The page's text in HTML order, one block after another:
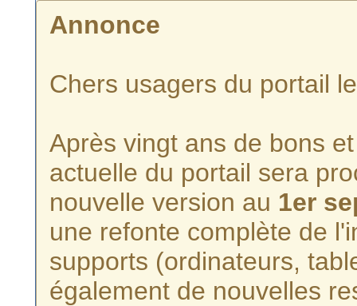
Annonce
Chers usagers du portail
Après vingt ans de bons
actuelle du portail sera
nouvelle version au 1er
une refonte complète de
supports (ordinateurs,
également de nouvelles